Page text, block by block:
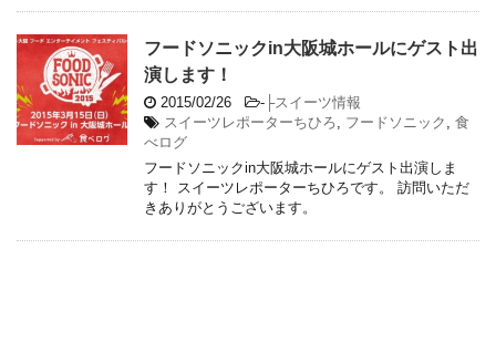
フードソニックin大阪城ホールにゲスト出
演します！
2015/02/26 - ├スイーツ情報
スイーツレポーターちひろ , フードソニック , 食
べログ
フードソニックin大阪城ホールにゲスト出演しま
す！ スイーツレポーターちひろです。 訪問いただ
きありがとうございます。